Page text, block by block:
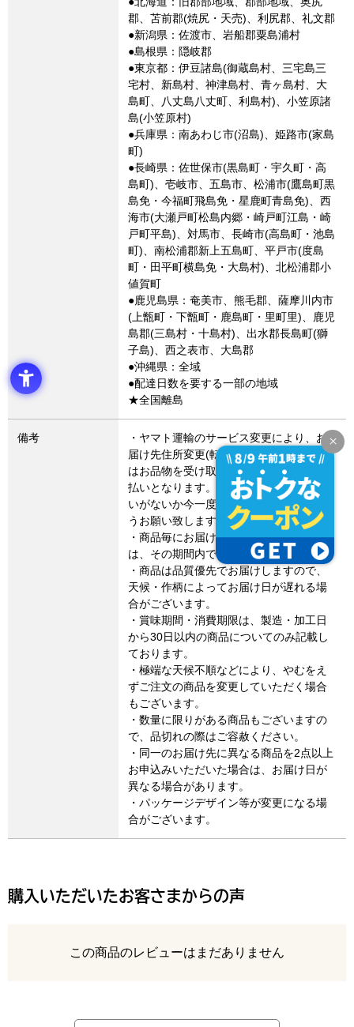
郡、苫前郡(焼尻・天売)、利尻郡、礼文郡
●新潟県：佐渡市、岩船郡粟島浦村
●島根県：隠岐郡
●東京都：伊豆諸島(御蔵島村、三宅島三
宅村、新島村、神津島村、青ヶ島村、大
島町、八丈島八丈町、利島村)、小笠原諸
島(小笠原村)
●兵庫県：南あわじ市(沼島)、姫路市(家島
町)
●長崎県：佐世保市(黒島町・宇久町・高
島町)、壱岐市、五島市、松浦市(鷹島町黒
島免・今福町飛島免・星鹿町青島免)、西
海市(大瀬戸町松島内郷・崎戸町江島・崎
戸町平島)、対馬市、長崎市(高島町・池島
町)、南松浦郡新上五島町、平戸市(度島
町・田平町横島免・大島村)、北松浦郡小
値賀町
●鹿児島県：奄美市、熊毛郡、薩摩川内市
(上甑町・下甑町・鹿島町・里町里)、鹿児
島郡(三島村・十島村)、出水郡長島町(獅
子島)、西之表市、大島郡
●沖縄県：全域
●配達日数を要する一部の地域
★全国離島
備考
・ヤマト運輸のサービス変更により、お
届け先住所変更(転送)した場合、転送費用
はお品物を受け取るお客さまによるお支
払いとなります。お届け先住所にお間違
いがないか今一度ご確認いただきますよ
うお願い致します。
・商品毎にお届け期間設定のある場合
は、その期間内でのお届けとなります。
・商品は品質優先でお届けしますので、
天候・作柄によってお届け日が遅れる場
合がございます。
・賞味期間・消費期限は、製造・加工日
から30日以内の商品についてのみ記載し
ております。
・極端な天候不順などにより、やむをえ
ずご注文の商品を変更していただく場合
もございます。
・数量に限りがある商品もございますの
で、品切れの際はご容赦ください。
・同一のお届け先に異なる商品を2点以上
お申込みいただいた場合は、お届け日が
異なる場合があります。
・パッケージデザイン等が変更になる場
合がございます。
購入いただいたお客さまからの声
レビュー
この商品のレビューはまだありません